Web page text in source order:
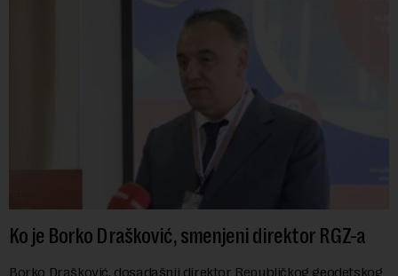
Ko je Borko Drašković, smenjeni direktor RGZ-a
Borko Drašković, dosadašnji direktor Republičkog geodetskog